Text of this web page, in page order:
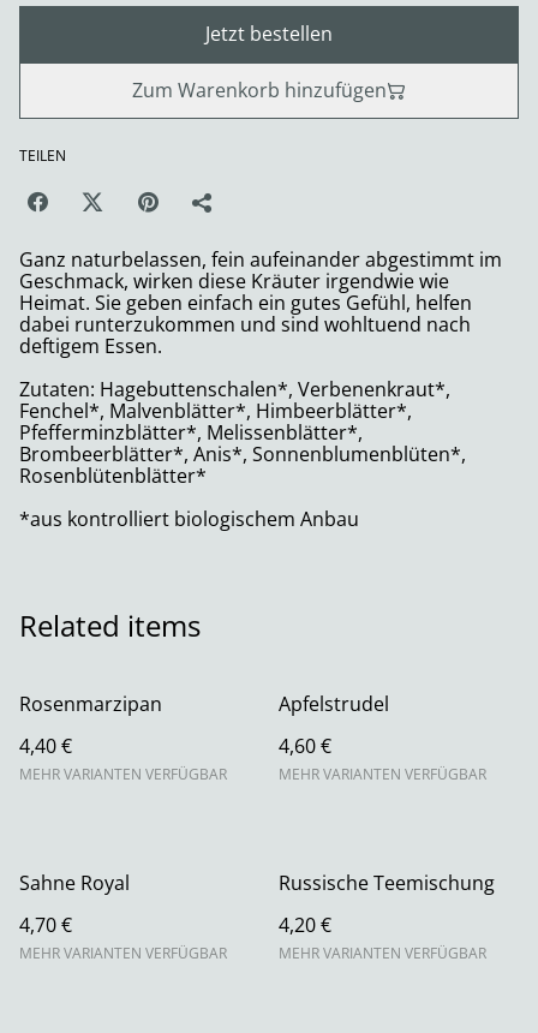
Jetzt bestellen
Zum Warenkorb hinzufügen
TEILEN
Ganz naturbelassen, fein aufeinander abgestimmt im
Geschmack, wirken diese Kräuter irgendwie wie
Heimat. Sie geben einfach ein gutes Gefühl, helfen
dabei runterzukommen und sind wohltuend nach
deftigem Essen.
Zutaten: Hagebuttenschalen*, Verbenenkraut*,
Fenchel*, Malvenblätter*, Himbeerblätter*,
Pfefferminzblätter*, Melissenblätter*,
Brombeerblätter*, Anis*, Sonnenblumenblüten*,
Rosenblütenblätter*
*aus kontrolliert biologischem Anbau
Related items
Rosenmarzipan
4,40 €
MEHR VARIANTEN VERFÜGBAR
Apfelstrudel
4,60 €
MEHR VARIANTEN VERFÜGBAR
Sahne Royal
4,70 €
MEHR VARIANTEN VERFÜGBAR
Russische Teemischung
4,20 €
MEHR VARIANTEN VERFÜGBAR